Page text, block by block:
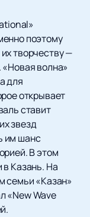
поэтому
творчеству —
волна»
для
открывает
ставит
звезд
им шанс
В этом
в Казань. На
семьи «Казан»
«New Wave